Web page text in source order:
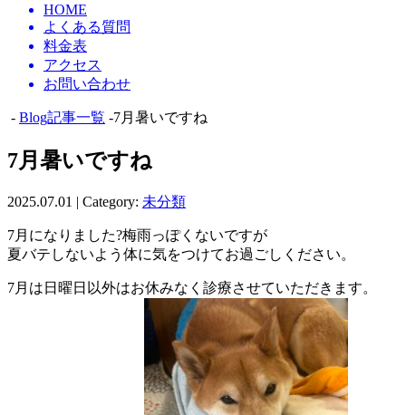
HOME
よくある質問
料金表
アクセス
お問い合わせ
- Blog記事一覧 -7月暑いですね
7月暑いですね
2025.07.01 | Category: 未分類
7月になりました?梅雨っぽくないですが
夏バテしないよう体に気をつけてお過ごしください。
7月は日曜日以外はお休みなく診療させていただきます。